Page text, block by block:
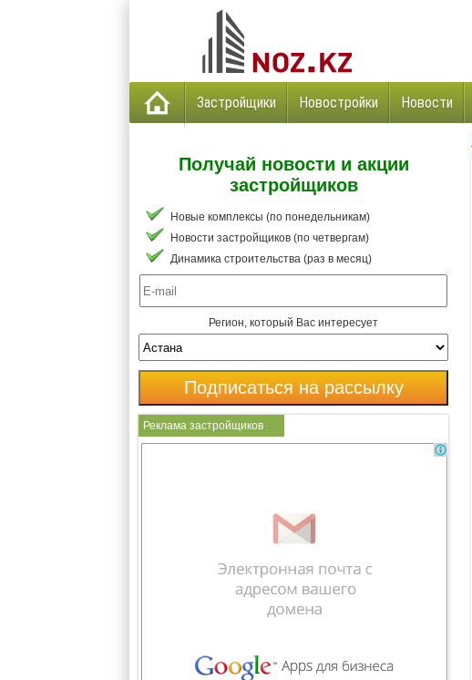
Застройщики Новостройки Новости
Получай новости и акции
застройщиков
Новые комплексы (по понедельникам)
Новости застройщиков (по четвергам)
Динамика строительства (раз в месяц)
Регион, который Вас интересует
Реклама застройщиков